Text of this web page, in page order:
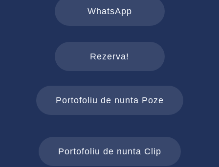
WhatsApp
Rezerva!
Portofoliu de nunta Poze
Portofoliu de nunta Clip